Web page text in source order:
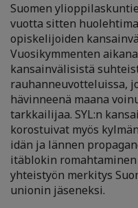
Suomen
vuotta sitten
opiskelijoiden
Vuosikymmenten
kansainvälisistä
rauhanneuvotteluissa,
hävinneenä maana
tarkkailijaa. SYL:n
korostuivat myös
idän ja lännen
itäblokin
yhteistyön merkitys
unionin jäseneksi.